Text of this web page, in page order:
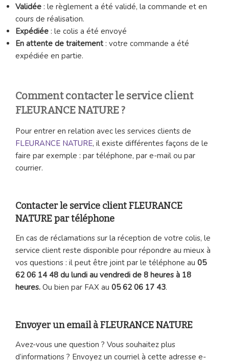
Validée : le règlement a été validé, la commande et en
cours de réalisation.
Expédiée : le colis a été envoyé
En attente de traitement: votre commande a été
expédiée en partie.
Comment contacter le service client
FLEURANCE NATURE ?
Pour entrer en relation avec les services clients de
FLEURANCE NATURE, il existe différentes façons de le
faire par exemple : par téléphone, par e-mail ou par
courrier.
Contacter le service client FLEURANCE
NATURE par téléphone
En cas de réclamations sur la réception de votre colis, le
service client reste disponible pour répondre au mieux à
vos questions : il peut être joint par le téléphone au 05
62 06 14 48 du lundi au vendredi de 8 heures à 18
heures. Ou bien par FAX au 05 62 06 17 43.
Envoyer un email à FLEURANCE NATURE
Avez-vous une question ? Vous souhaitez plus
d’informations ? Envoyez un courriel à cette adresse e-